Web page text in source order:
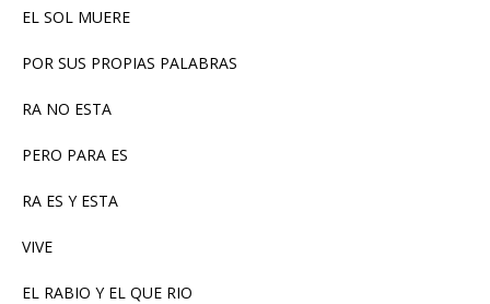
EL SOL MUERE
POR SUS PROPIAS PALABRAS
RA NO ESTA
PERO PARA ES
RA ES Y ESTA
VIVE
EL RABIO Y EL QUE RIO